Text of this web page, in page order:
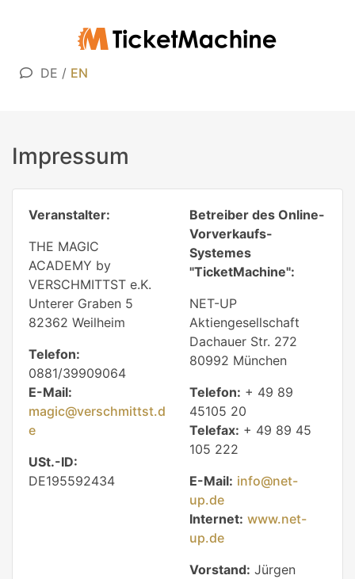
DE / EN
Impressum
Veranstalter:
THE MAGIC
ACADEMY by
VERSCHMITTST e.K.
Unterer Graben 5
82362 Weilheim
Telefon:
0881/39909064
E-Mail:
magic@verschmittst.d
e
USt.-ID:
DE195592434
Betreiber des Online-
Vorverkaufs-
Systemes
"TicketMachine":
NET-UP
Aktiengesellschaft
Dachauer Str. 272
80992 München
Telefon: + 49 89
45105 20
Telefax: + 49 89 45
105 222
E-Mail: info@net-
up.de
Internet: www.net-
up.de
Vorstand: Jürgen